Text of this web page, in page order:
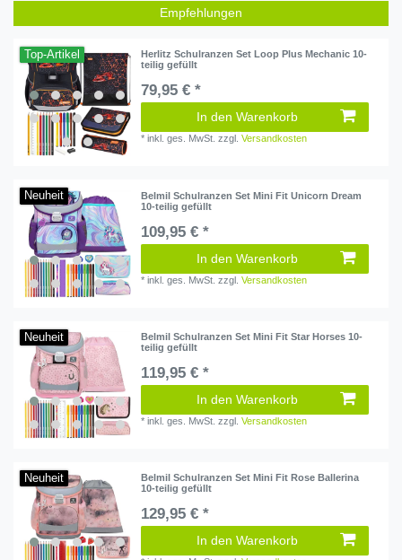
Empfehlungen
Top-Artikel
Herlitz Schulranzen Set Loop Plus Mechanic 10-
teilig gefüllt
79,95 € *
In den Warenkorb
*inkl. ges. MwSt. zzgl.Versandkosten
Neuheit
Belmil Schulranzen Set Mini Fit Unicorn Dream
10-teilig gefüllt
109,95 € *
In den Warenkorb
*inkl. ges. MwSt. zzgl.Versandkosten
Neuheit
Belmil Schulranzen Set Mini Fit Star Horses 10-
teilig gefüllt
119,95 € *
In den Warenkorb
*inkl. ges. MwSt. zzgl.Versandkosten
Neuheit
Belmil Schulranzen Set Mini Fit Rose Ballerina
10-teilig gefüllt
129,95 € *
In den Warenkorb